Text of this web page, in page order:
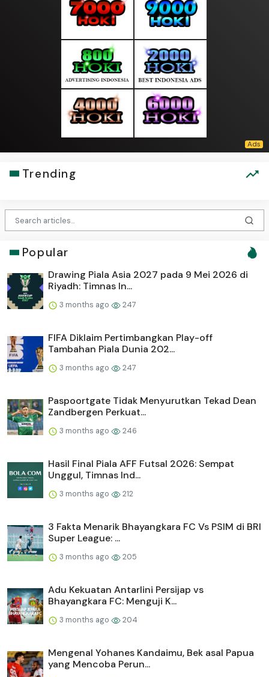
Trending
Popular
Drawing Piala Asia 2027 pada 9 Mei 2026 di
Riyadh: Timnas In...
3 months ago 247
FIFA Diklaim Pertimbangkan Play-off
Tambahan Piala Dunia 202...
3 months ago 247
Paspoortgate Tidak Menyurutkan Tekad Dean
Zandbergen Perkuat...
3 months ago 246
Hasil Final Piala AFF Futsal 2026: Sempat
Unggul, Timnas Ind...
3 months ago 212
3 Fakta Menarik Bhayangkara FC Vs PSIM di BRI
Super League: ...
3 months ago 205
Adu Kekuatan Antarlini Persijap vs
Bhayangkara FC: Menguji K...
3 months ago 204
Mengenal Yohanes Kandaimu, Bek asal Papua
yang Mencoba Perun...